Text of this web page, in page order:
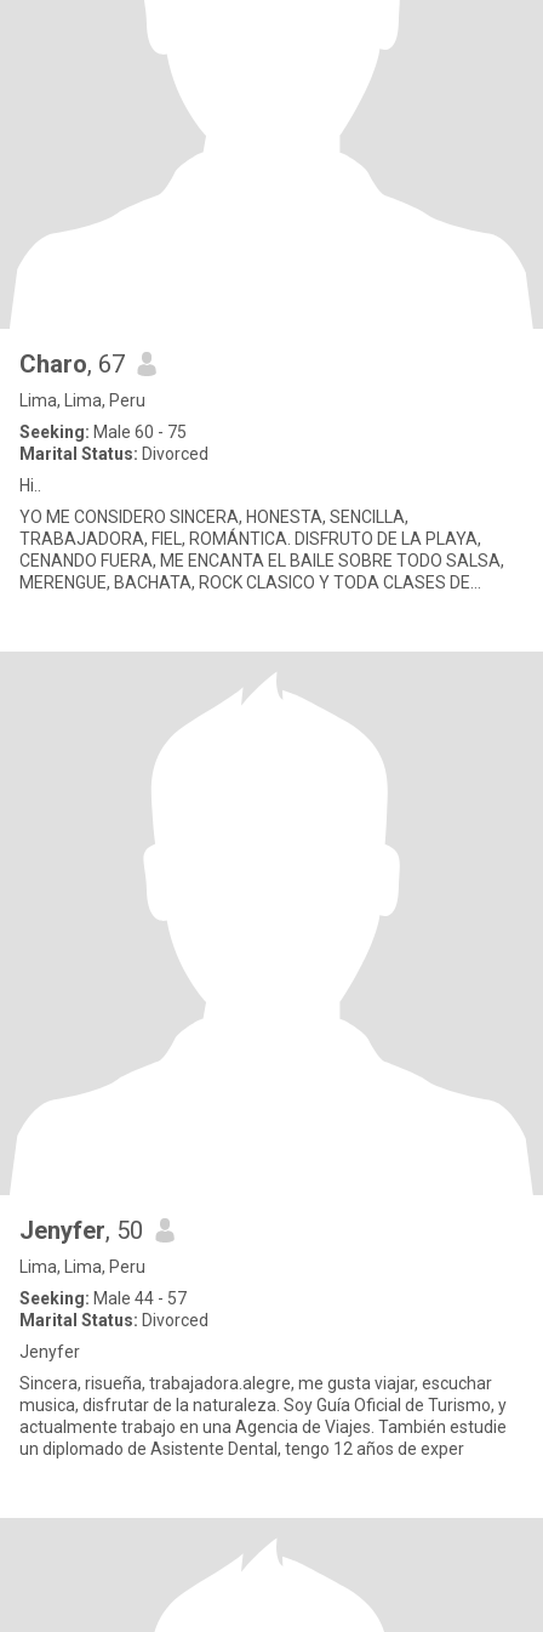
Charo, 67
Lima, Lima, Peru
Seeking: Male 60 - 75
Marital Status: Divorced
Hi..
YO ME CONSIDERO SINCERA, HONESTA, SENCILLA,
TRABAJADORA, FIEL, ROMÁNTICA. DISFRUTO DE LA PLAYA,
CENANDO FUERA, ME ENCANTA EL BAILE SOBRE TODO SALSA,
MERENGUE, BACHATA, ROCK CLASICO Y TODA CLASES DE
Jenyfer, 50
Lima, Lima, Peru
Seeking: Male 44 - 57
Marital Status: Divorced
Jenyfer
Sincera, risueña, trabajadora.alegre, me gusta viajar, escuchar
musica, disfrutar de la naturaleza. Soy Guía Oficial de Turismo, y
actualmente trabajo en una Agencia de Viajes. También estudie
un diplomado de Asistente Dental, tengo 12 años de exper